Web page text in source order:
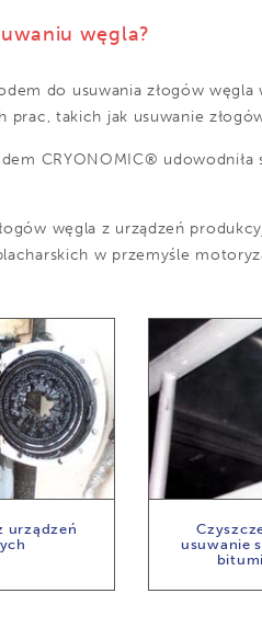
węgla?
do usuwania złogów
takich jak usuwanie
CRYONOMIC® udowodniła
węgla z urządzeń
w przemyśle
urządzeń
usuwanie